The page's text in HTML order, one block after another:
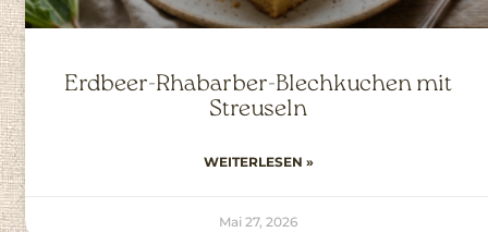
Erdbeer-Rhabarber-Blechkuchen mit
Streuseln
WEITERLESEN »
Mai 27, 2026